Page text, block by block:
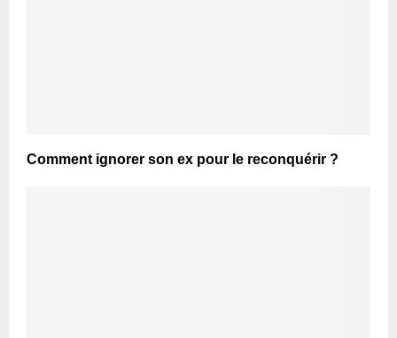
Comment ignorer son ex pour le reconquérir ?